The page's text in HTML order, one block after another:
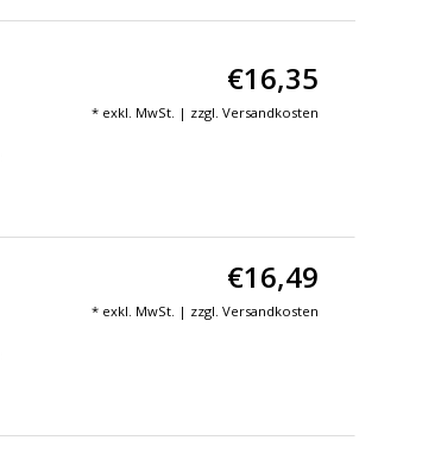
€16,35
* exkl. MwSt. | zzgl. Versandkosten
€16,49
* exkl. MwSt. | zzgl. Versandkosten